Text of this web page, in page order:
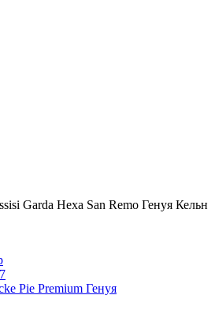
Garda Hexa San Remo Генуя Кельн
7
Pie Premium Генуя